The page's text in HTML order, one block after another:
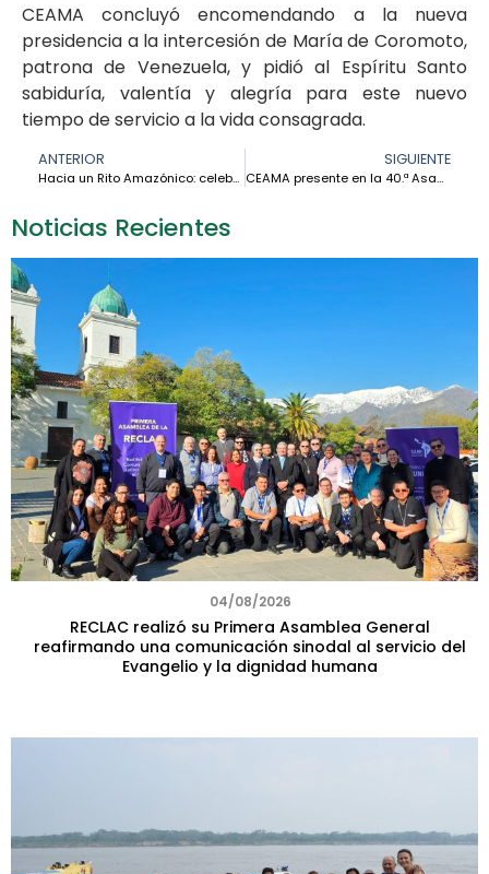
Noticias Recientes
04/08/2026
RECLAC realizó su Primera Asamblea General
reafirmando una comunicación sinodal al servicio del
Evangelio y la dignidad humana
CEAMA concluyó encomendando a la nueva
presidencia a la intercesión de María de Coromoto,
patrona de Venezuela, y pidió al Espíritu Santo
sabiduría, valentía y alegría para este nuevo
tiempo de servicio a la vida consagrada.
ANTERIOR
Hacia un Rito Amazónico: celebrar la fe desde la vida, la cultura y la espiritualidad de los territorios
SIGUIENTE
CEAMA presente en la 40.ª Asamblea general del CELAM